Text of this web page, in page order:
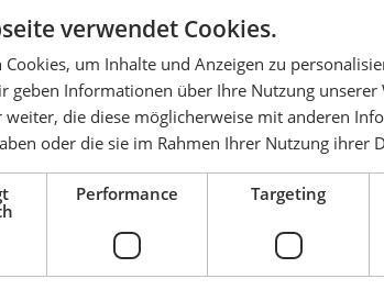
Schongreifer REMA CNM
Maulweite: 1 - 60 mm
Tragfähigkeit: 0.5 - 3 t
verwendet Cookies.
um Inhalte und Anzeigen zu
geben Informationen über Ihre Nutzung unserer
weiter, die diese möglicherweise mit anderen
oder die sie im Rahmen Ihrer Nutzung ihrer
Performance Targeting